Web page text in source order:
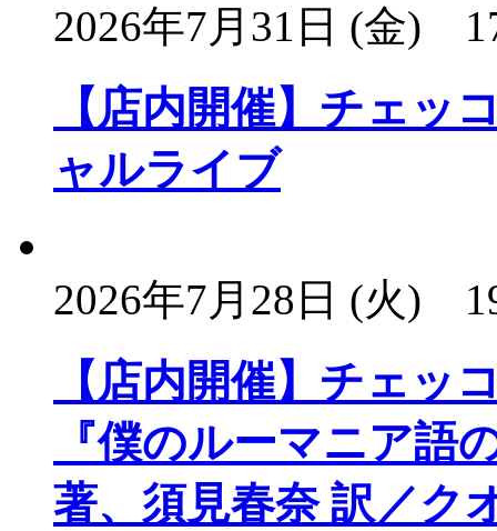
2026年7月31日 (金)
【店内開催】チェッ
ャルライブ
2026年7月28日 (火)
【店内開催】チェッ
『僕のルーマニア語
著、須見春奈 訳／ク